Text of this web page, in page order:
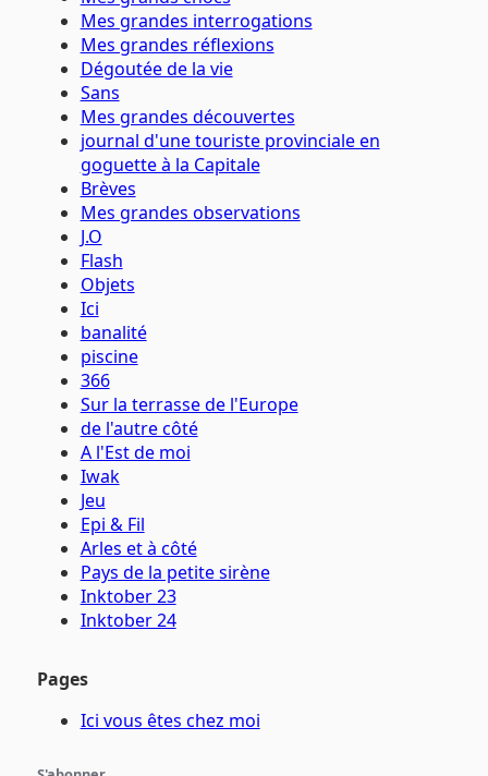
Mes grandes interrogations
Mes grandes réflexions
Dégoutée de la vie
Sans
Mes grandes découvertes
journal d'une touriste provinciale en
goguette à la Capitale
Brèves
Mes grandes observations
J.O
Flash
Objets
Ici
banalité
piscine
366
Sur la terrasse de l'Europe
de l'autre côté
A l'Est de moi
Iwak
Jeu
Epi & Fil
Arles et à côté
Pays de la petite sirène
Inktober 23
Inktober 24
Pages
Ici vous êtes chez moi